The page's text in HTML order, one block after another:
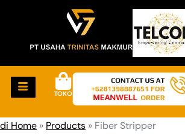
TOKO
di Home » Products » Fiber Stripper